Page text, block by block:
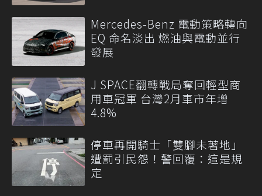
Mercedes-Benz 電動策略轉向
EQ 命名淡出 燃油與電動並行
發展
J SPACE翻轉戰局奪回輕型商
用車冠軍 台灣2月車市年增
4.8%
停車再開騎士「雙腳未著地」
遭罰引民怨！警回覆：這是規
定